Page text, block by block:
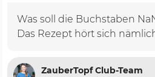
Was soll die Buchstaben
Das Rezept hört sich
ZauberTopf Club-Team